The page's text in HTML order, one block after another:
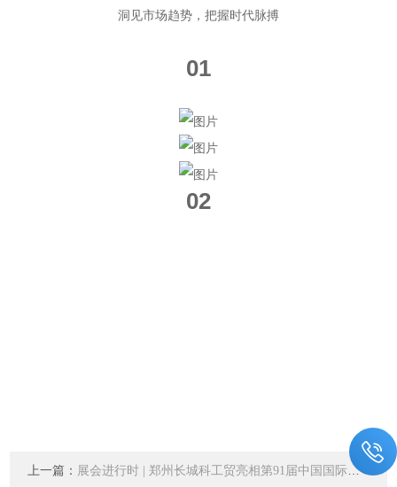
洞见市场趋势，把握时代脉搏
01
02
上一篇： 展会进行时 | 郑州长城科工贸亮相第91届中国国际医药原料药/中间体/包装/设备交易会(API秋）